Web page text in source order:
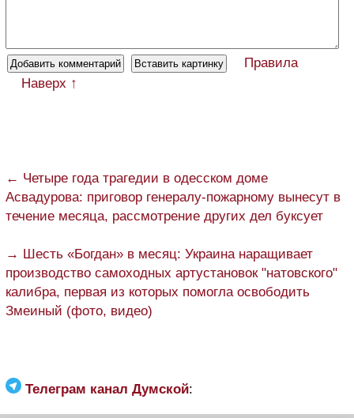
Правила
Наверх ↑
← Четыре года трагедии в одесском доме
Асвадурова: приговор генералу-пожарному вынесут в
течение месяца, рассмотрение других дел буксует
→ Шесть «Богдан» в месяц: Украина наращивает
производство самоходных артустановок "натовского"
калибра, первая из которых помогла освободить
Змеиный (фото, видео)
Телеграм канал Думской: